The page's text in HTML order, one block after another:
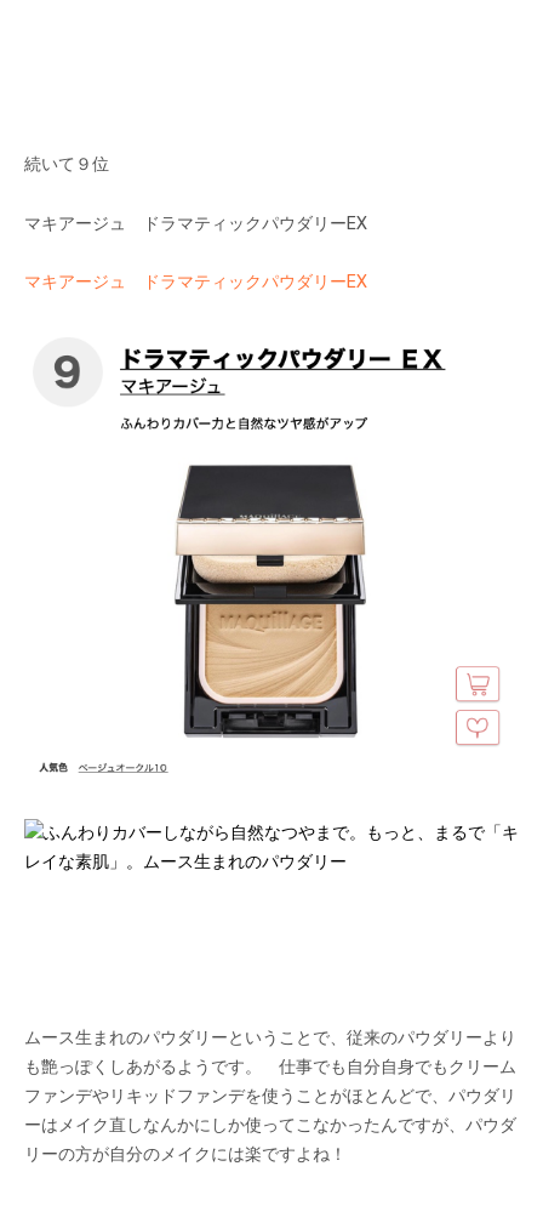
続いて９位
マキアージュ ドラマティックパウダリーEX
マキアージュ ドラマティックパウダリーEX
ムース生まれのパウダリーということで、従来のパウダリーより
も艶っぽくしあがるようです。 仕事でも自分自身でもクリーム
ファンデやリキッドファンデを使うことがほとんどで、パウダリ
ーはメイク直しなんかにしか使ってこなかったんですが、パウダ
リーの方が自分のメイクには楽ですよね！